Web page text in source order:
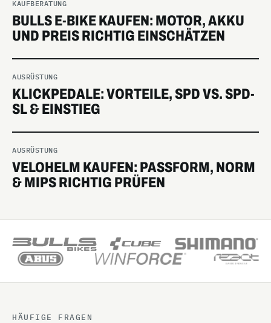
KAUFBERATUNG
BULLS E-BIKE KAUFEN: MOTOR, AKKU
UND PREIS RICHTIG EINSCHÄTZEN
AUSRÜSTUNG
KLICKPEDALE: VORTEILE, SPD VS. SPD-
SL & EINSTIEG
AUSRÜSTUNG
VELOHELM KAUFEN: PASSFORM, NORM
& MIPS RICHTIG PRÜFEN
HÄUFIGE FRAGEN